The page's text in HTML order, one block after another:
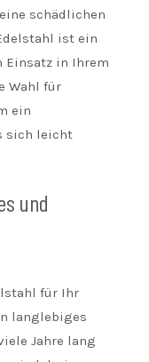
schädlichen
ist ein
in Ihrem
Wahl für
ein
sich leicht
und
für Ihr
langlebiges
Jahre lang